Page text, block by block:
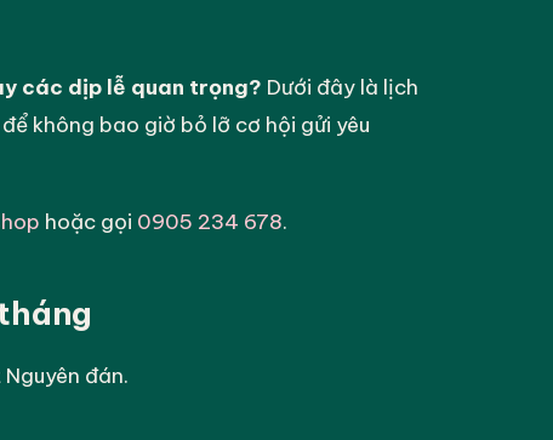
các dịp lễ quan trọng? Dưới đây là lịch
không bao giờ bỏ lỡ cơ hội gửi yêu
hoặc gọi 0905 234 678.
đán.